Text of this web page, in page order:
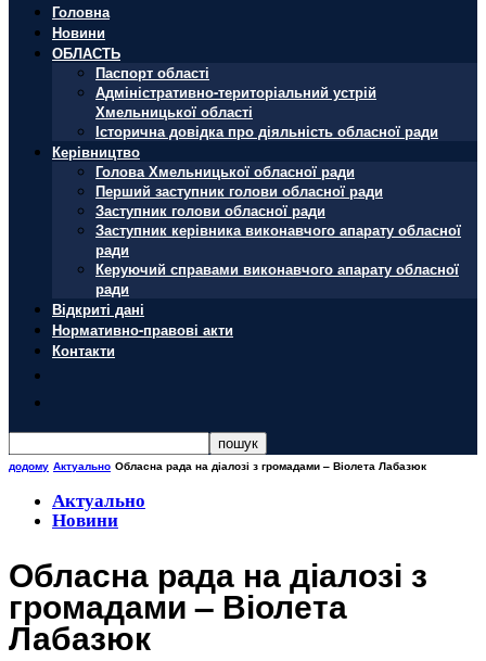
Головна
Новини
ОБЛАСТЬ
Паспорт області
Адміністративно-територіальний устрій
Хмельницької області
Історична довідка про діяльність обласної ради
Керівництво
Голова Хмельницької обласної ради
Перший заступник голови обласної ради
Заступник голови обласної ради
Заступник керівника виконавчого апарату обласної
ради
Керуючий справами виконавчого апарату обласної
ради
Відкриті дані
Нормативно-правові акти
Контакти
додому Актуально Обласна рада на діалозі з громадами – Віолета Лабазюк
Актуально
Новини
Обласна рада на діалозі з
громадами – Віолета
Лабазюк